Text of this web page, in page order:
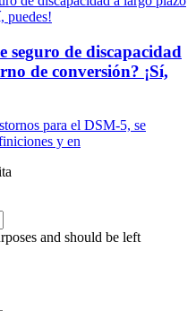
seguro de discapacidad
de conversión? ¡Sí,
para el DSM-5, se
y en
and should be left